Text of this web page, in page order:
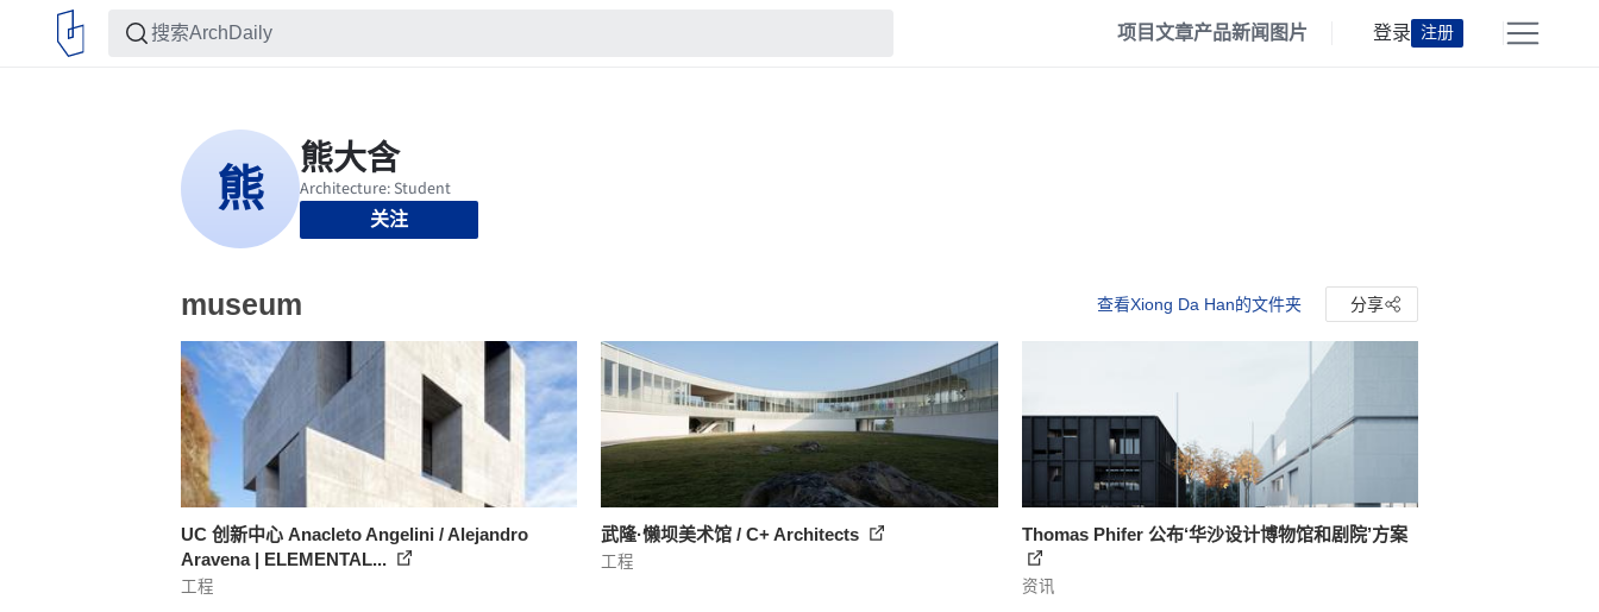
项目文章产品新闻 图片 登录 注册
关注
museum 查看Xiong Da Han的文件夹 分享
UC 创新中心 Anacleto Angelini / Alejandro
Aravena | ELEMENTAL...
工程
武隆·懒坝美术馆 / C+ Architects
工程
Thomas Phifer 公布‘华沙设计博物馆和剧院’方案
资讯